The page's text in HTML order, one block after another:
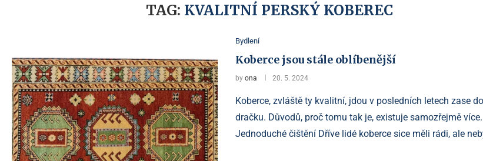
TAG: KVALITNÍ PERSKÝ KOBEREC
Bydlení
Koberce jsou stále oblíbenější
byona 20. 5. 2024
Koberce, zvláště ty kvalitní, jdou v posledních letech zase
dračku. Důvodů, proč tomu tak je, existuje samozřejmě více.
Jednoduché čištění Dříve lidé koberce sice měli rádi, ale